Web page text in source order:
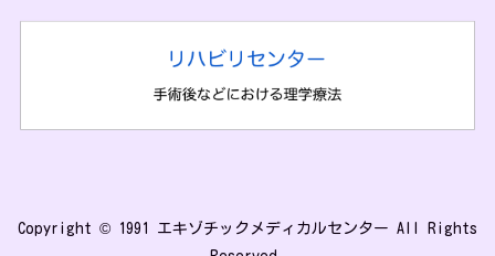
Copyright © 1991 エキゾチックメディカルセンター All Rights